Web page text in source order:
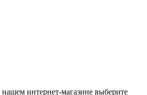
интернет-магазине выберите